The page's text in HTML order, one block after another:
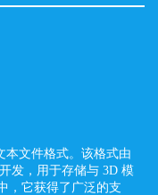
本文件格式。该格式由
发，用于存储与 3D 模
，它获得了广泛的支